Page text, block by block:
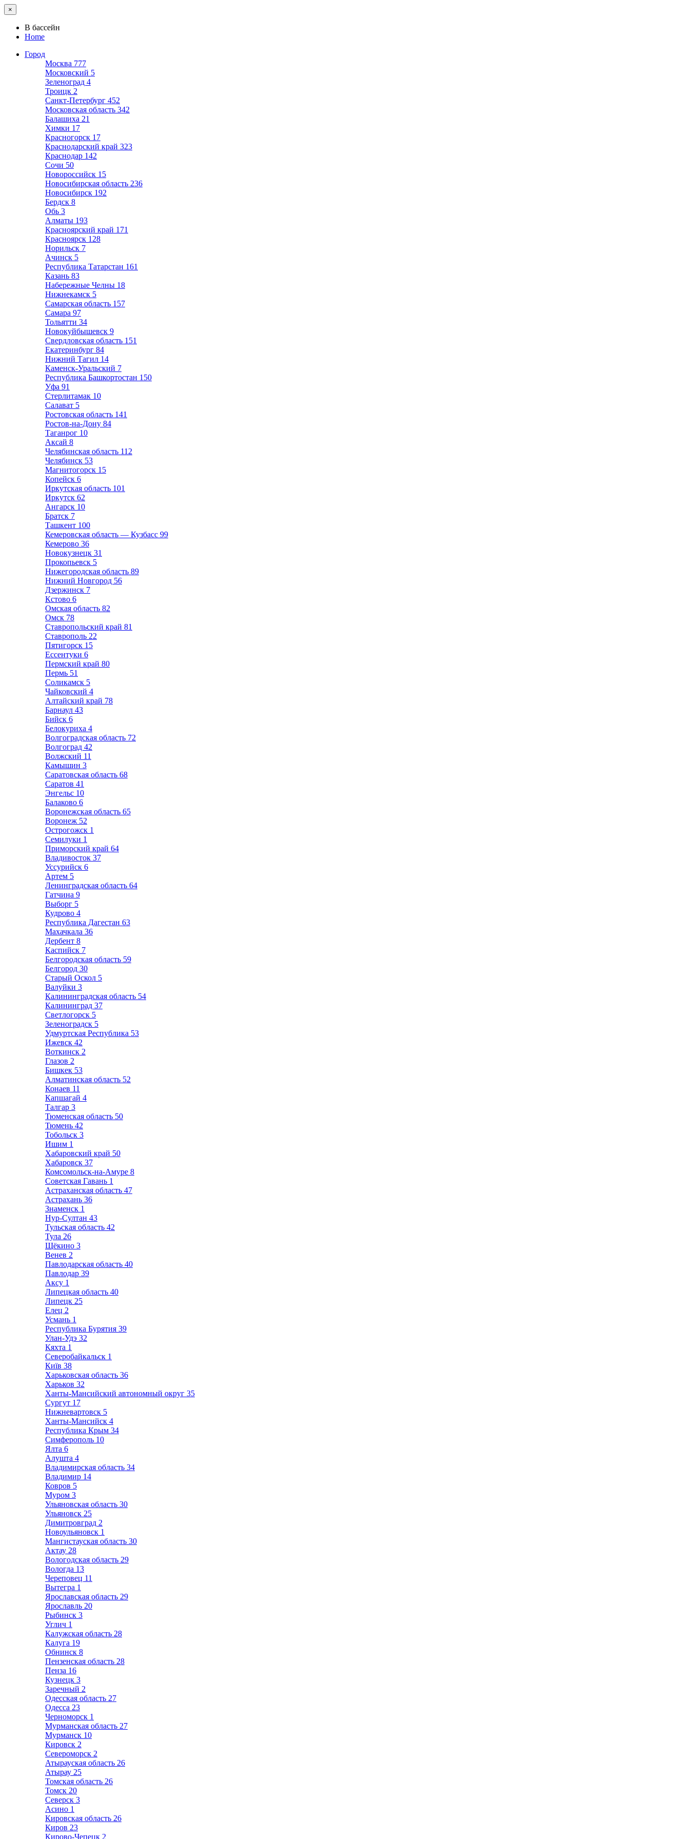
×
В бассейн
Home
Город
Москва 777
Московский 5
Зеленоград 4
Троицк 2
Санкт-Петербург 452
Московская область 342
Балашиха 21
Химки 17
Красногорск 17
Краснодарский край 323
Краснодар 142
Сочи 50
Новороссийск 15
Новосибирская область 236
Новосибирск 192
Бердск 8
Обь 3
Алматы 193
Красноярский край 171
Красноярск 128
Норильск 7
Ачинск 5
Республика Татарстан 161
Казань 83
Набережные Челны 18
Нижнекамск 5
Самарская область 157
Самара 97
Тольятти 34
Новокуйбышевск 9
Свердловская область 151
Екатеринбург 84
Нижний Тагил 14
Каменск-Уральский 7
Республика Башкортостан 150
Уфа 91
Стерлитамак 10
Салават 5
Ростовская область 141
Ростов-на-Дону 84
Таганрог 10
Аксай 8
Челябинская область 112
Челябинск 53
Магнитогорск 15
Копейск 6
Иркутская область 101
Иркутск 62
Ангарск 10
Братск 7
Ташкент 100
Кемеровская область — Кузбасс 99
Кемерово 36
Новокузнецк 31
Прокопьевск 5
Нижегородская область 89
Нижний Новгород 56
Дзержинск 7
Кстово 6
Омская область 82
Омск 78
Ставропольский край 81
Ставрополь 22
Пятигорск 15
Ессентуки 6
Пермский край 80
Пермь 51
Соликамск 5
Чайковский 4
Алтайский край 78
Барнаул 43
Бийск 6
Белокуриха 4
Волгоградская область 72
Волгоград 42
Волжский 11
Камышин 3
Саратовская область 68
Саратов 41
Энгельс 10
Балаково 6
Воронежская область 65
Воронеж 52
Острогожск 1
Семилуки 1
Приморский край 64
Владивосток 37
Уссурийск 6
Артем 5
Ленинградская область 64
Гатчина 9
Выборг 5
Кудрово 4
Республика Дагестан 63
Махачкала 36
Дербент 8
Каспийск 7
Белгородская область 59
Белгород 30
Старый Оскол 5
Валуйки 3
Калининградская область 54
Калининград 37
Светлогорск 5
Зеленоградск 5
Удмуртская Республика 53
Ижевск 42
Воткинск 2
Глазов 2
Бишкек 53
Алматинская область 52
Конаев 11
Капшагай 4
Талгар 3
Тюменская область 50
Тюмень 42
Тобольск 3
Ишим 1
Хабаровский край 50
Хабаровск 37
Комсомольск-на-Амуре 8
Советская Гавань 1
Астраханская область 47
Астрахань 36
Знаменск 1
Нур-Султан 43
Тульская область 42
Тула 26
Щёкино 3
Венев 2
Павлодарская область 40
Павлодар 39
Аксу 1
Липецкая область 40
Липецк 25
Елец 2
Усмань 1
Республика Бурятия 39
Улан-Удэ 32
Кяхта 1
Северобайкальск 1
Київ 38
Харьковская область 36
Харьков 32
Ханты-Мансийский автономный округ 35
Сургут 17
Нижневартовск 5
Ханты-Мансийск 4
Республика Крым 34
Симферополь 10
Ялта 6
Алушта 4
Владимирская область 34
Владимир 14
Ковров 5
Муром 3
Ульяновская область 30
Ульяновск 25
Димитровград 2
Новоульяновск 1
Мангистауская область 30
Актау 28
Вологодская область 29
Вологда 13
Череповец 11
Вытегра 1
Ярославская область 29
Ярославль 20
Рыбинск 3
Углич 1
Калужская область 28
Калуга 19
Обнинск 8
Пензенская область 28
Пенза 16
Кузнецк 3
Заречный 2
Одесская область 27
Одесса 23
Черноморск 1
Мурманская область 27
Мурманск 10
Кировск 2
Североморск 2
Атырауская область 26
Атырау 25
Томская область 26
Томск 20
Северск 3
Асино 1
Кировская область 26
Киров 23
Кирово-Чепецк 2